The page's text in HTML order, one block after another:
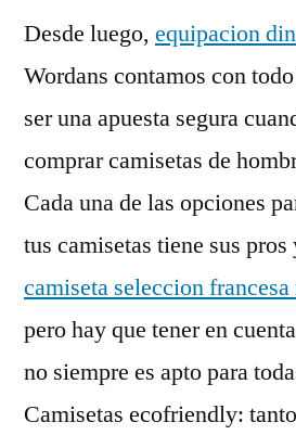
Desde luego, equipacion
Wordans contamos con
ser una apuesta segura
comprar camisetas de
Cada una de las opciones
tus camisetas tiene sus pros
camiseta seleccion
pero hay que tener en
no siempre es apto para
Camisetas ecofriendly: